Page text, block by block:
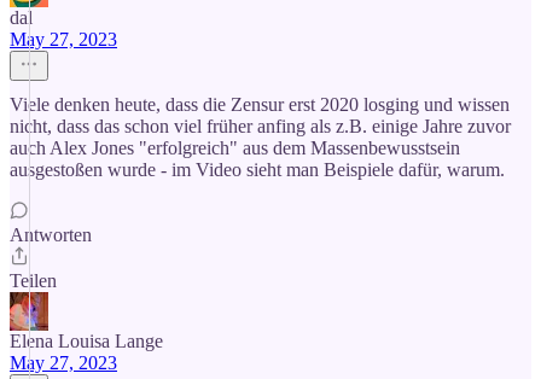
dal
May 27, 2023
Viele denken heute, dass die Zensur erst 2020 losging und wissen
nicht, dass das schon viel früher anfing als z.B. einige Jahre zuvor
auch Alex Jones "erfolgreich" aus dem Massenbewusstsein
ausgestoßen wurde - im Video sieht man Beispiele dafür, warum.
Antworten
Teilen
Elena Louisa Lange
May 27, 2023